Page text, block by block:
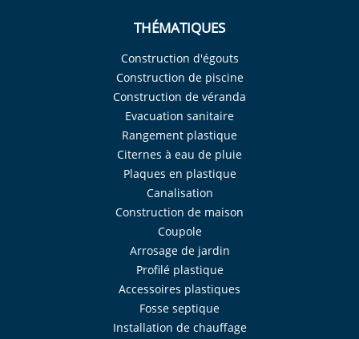
THÉMATIQUES
Construction d'égouts
Construction de piscine
Construction de véranda
Evacuation sanitaire
Rangement plastique
Citernes à eau de pluie
Plaques en plastique
Canalisation
Construction de maison
Coupole
Arrosage de jardin
Profilé plastique
Accessoires plastiques
Fosse septique
Installation de chauffage